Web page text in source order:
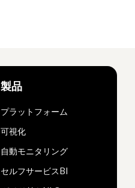
製品
プラットフォーム
可視化
自動モニタリング
セルフサービスBI